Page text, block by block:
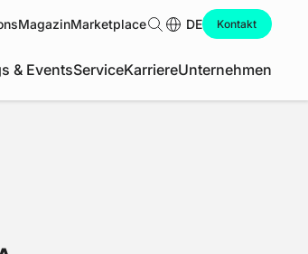
& EventsServiceKarriereUnternehmen
MagazinMarketplace Suche
DE Kontakt